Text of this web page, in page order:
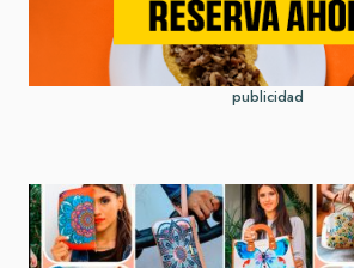
publicidad